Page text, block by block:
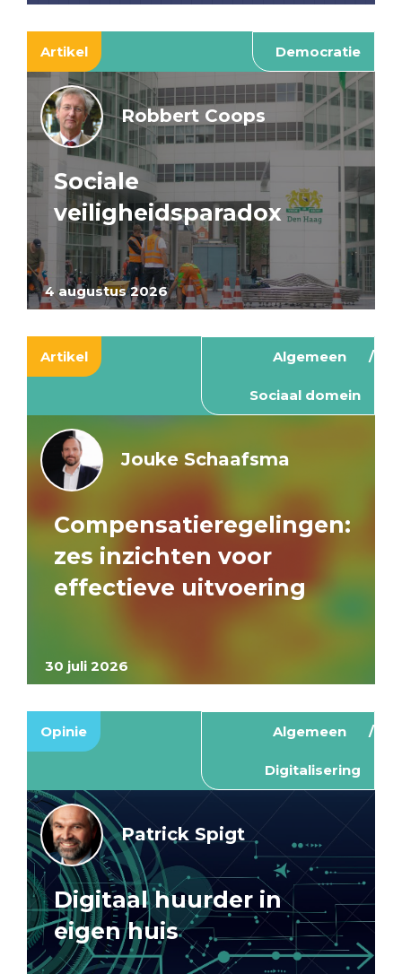
Artikel Democratie
4 augustus 2026
Robbert Coops
Sociale
veiligheidsparadox
Artikel Algemeen
Sociaal domein
30 juli 2026
Jouke Schaafsma
Compensatieregelingen:
zes inzichten voor
effectieve uitvoering
Opinie Algemeen
Digitalisering
Patrick Spigt
Digitaal huurder in
eigen huis